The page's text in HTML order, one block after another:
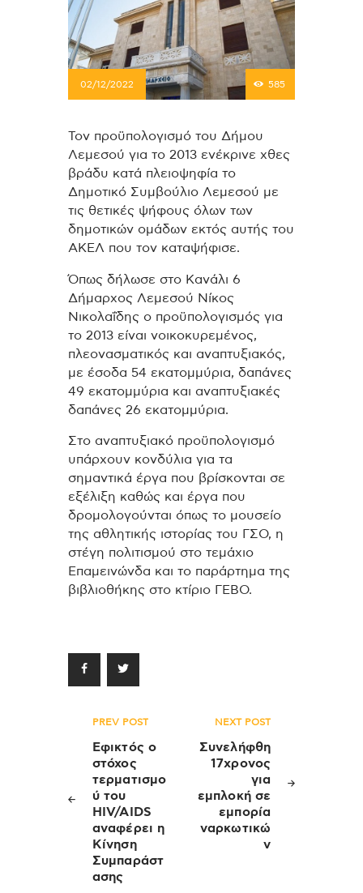
02/12/2022 585
Τον προϋπολογισμό του Δήμου
Λεμεσού για το 2013 ενέκρινε χθες
βράδυ κατά πλειοψηφία το
Δημοτικό Συμβούλιο Λεμεσού με
τις θετικές ψήφους όλων των
δημοτικών ομάδων εκτός αυτής του
ΑΚΕΛ που τον καταψήφισε.
Όπως δήλωσε στο Κανάλι 6
Δήμαρχος Λεμεσού Νίκος
Νικολαΐδης ο προϋπολογισμός για
το 2013 είναι νοικοκυρεμένος,
πλεονασματικός και αναπτυξιακός,
με έσοδα 54 εκατομμύρια, δαπάνες
49 εκατομμύρια και αναπτυξιακές
δαπάνες 26 εκατομμύρια.
Στο αναπτυξιακό προϋπολογισμό
υπάρχουν κονδύλια για τα
σημαντικά έργα που βρίσκονται σε
εξέλιξη καθώς και έργα που
δρομολογούνται όπως το μουσείο
της αθλητικής ιστορίας του ΓΣΟ, η
στέγη πολιτισμού στο τεμάχιο
Επαμεινώνδα και το παράρτημα της
βιβλιοθήκης στο κτίριο ΓΕΒΟ.
Πλοήγηση
άρθρων
PREV POST
Εφικτός ο
στόχος
τερματισμο
ύ του
HIV/AIDS
αναφέρει η
Κίνηση
Συμπαράστ
ασης
NEXT POST
Συνελήφθη
17χρονος
για
εμπλοκή σε
εμπορία
ναρκωτικώ
ν